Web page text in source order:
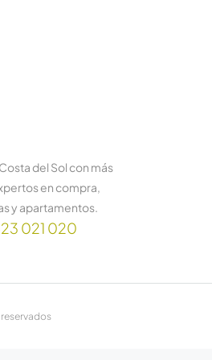
del Sol con más
en compra,
y apartamentos.
021 020